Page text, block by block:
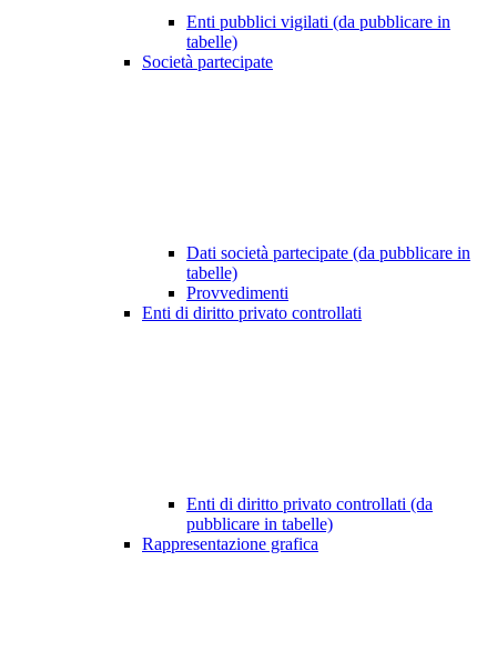
Enti pubblici vigilati (da pubblicare in
tabelle)
Società partecipate
Dati società partecipate (da pubblicare in
tabelle)
Provvedimenti
Enti di diritto privato controllati
Enti di diritto privato controllati (da
pubblicare in tabelle)
Rappresentazione grafica